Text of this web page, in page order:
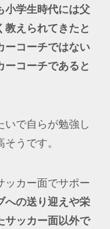
小学生時代には父
教えられてきたと
ーコーチではない
ーコーチであると
いで自らが勉強し
うです。
ッカー面でサポー
への送り迎えや栄
サッカー面以外で